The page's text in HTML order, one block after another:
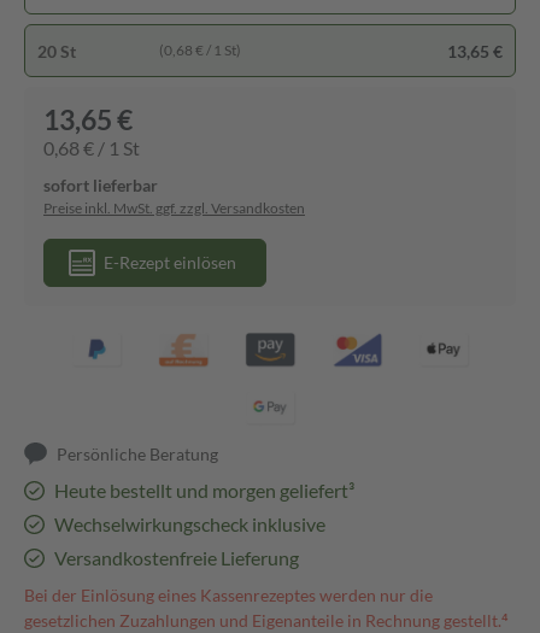
20 St (0,68 € / 1 St) 13,65 €
13,65 €
0,68 € / 1 St
sofort lieferbar
Preise inkl. MwSt. ggf. zzgl. Versandkosten
E-Rezept einlösen
Persönliche Beratung
Heute bestellt und morgen geliefert³
Wechselwirkungscheck inklusive
Versandkostenfreie Lieferung
Bei der Einlösung eines Kassenrezeptes werden nur die
gesetzlichen Zuzahlungen und Eigenanteile in Rechnung gestellt.⁴